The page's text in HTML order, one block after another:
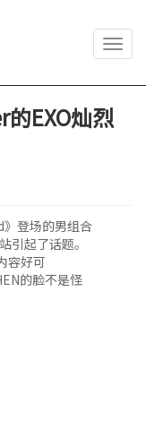
的EXO灿烈
》登场的男组合
引起了话题。
容好可
的脸不是怪